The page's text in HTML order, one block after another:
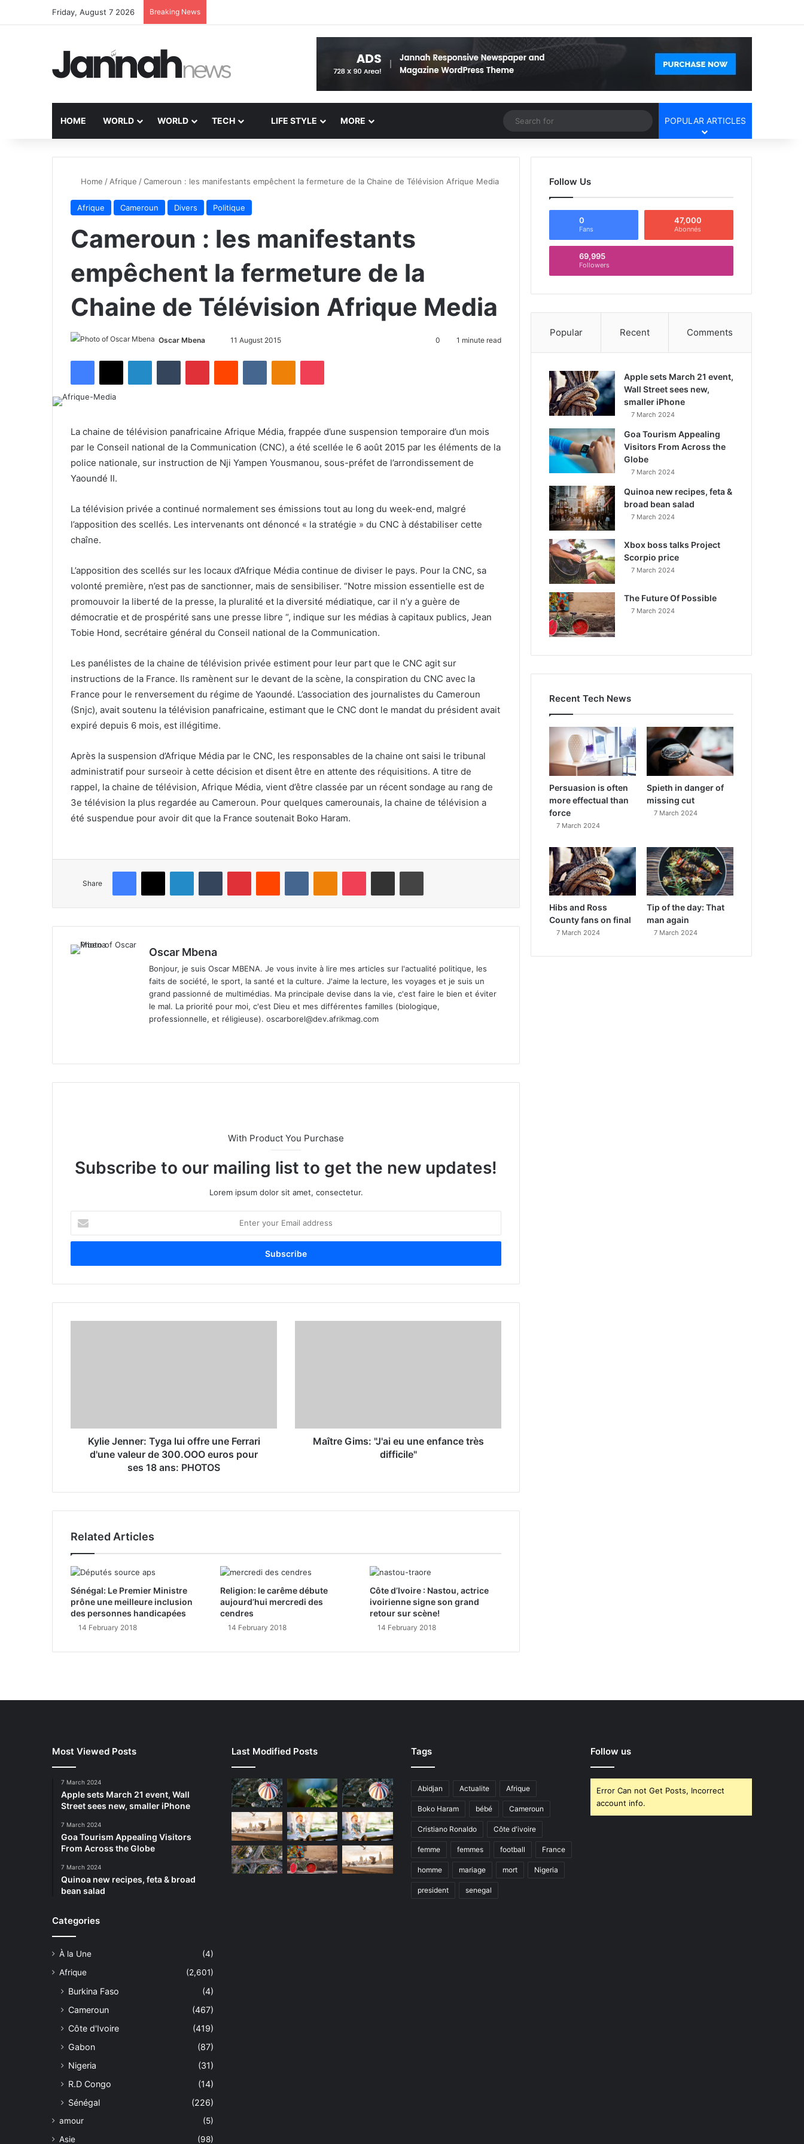
Friday, August 7 2026 Breaking News
HOME WORLD WORLD TECH LIFE STYLE MORE Random Article
Search
for
POPULAR ARTICLES
Home / Afrique /Cameroun : les manifestants empêchent la fermeture de la Chaine de Télévision Afrique Media
Afrique Cameroun Divers Politique
Cameroun : les manifestants
empêchent la fermeture de la
Chaine de Télévision Afrique Media
Oscar Mbena
d
i
11 August 2015 0 1 minute read
La chaine de télévision panafricaine Afrique Média, frappée d’une suspension temporaire d’un mois
par le Conseil national de la Communication (CNC), a été scellée le 6 août 2015 par les éléments de la
police nationale, sur instruction de Nji Yampen Yousmanou, sous-préfet de l’arrondissement de
Yaoundé II.
La télévision privée a continué normalement ses émissions tout au long du week-end, malgré
l’apposition des scellés. Les intervenants ont dénoncé « la stratégie » du CNC à déstabiliser cette
chaîne.
L’apposition des scellés sur les locaux d’Afrique Média continue de diviser le pays. Pour la CNC, sa
volonté première, n’est pas de sanctionner, mais de sensibiliser. “Notre mission essentielle est de
promouvoir la liberté de la presse, la pluralité et la diversité médiatique, car il n’y a guère de
démocratie et de prospérité sans une presse libre “, indique sur les médias à capitaux publics, Jean
Tobie Hond, secrétaire général du Conseil national de la Communication.
Les panélistes de la chaine de télévision privée estiment pour leur part que le CNC agit sur
instructions de la France. Ils ramènent sur le devant de la scène, la conspiration du CNC avec la
France pour le renversement du régime de Yaoundé. L’association des journalistes du Cameroun
(Snjc), avait soutenu la télévision panafricaine, estimant que le CNC dont le mandat du président avait
expiré depuis 6 mois, est illégitime.
Après la suspension d’Afrique Média par le CNC, les responsables de la chaine ont saisi le tribunal
administratif pour surseoir à cette décision et disent être en attente des réquisitions. A titre de
rappel, la chaine de télévision, Afrique Média, vient d’être classée par un récent sondage au rang de
3e télévision la plus regardée au Cameroun. Pour quelques camerounais, la chaine de télévision a
été suspendue pour avoir dit que la France soutenait Boko Haram.
Share
Oscar Mbena
Bonjour, je suis Oscar MBENA. Je vous invite à lire mes articles sur l'actualité politique, les
faits de société, le sport, la santé et la culture. J'aime la lecture, les voyages et je suis un
grand passionné de multimédias. Ma principale devise dans la vie, c'est faire le bien et éviter
le mal. La priorité pour moi, c'est Dieu et mes différentes familles (biologique,
professionnelle, et réligieuse). oscarborel@dev.afrikmag.com
te
With Product You Purchase
Subscribe to our mailing list to get the new updates!
Lorem ipsum dolor sit amet, consectetur.
t
r
u
r
Kylie Jenner: Tyga lui offre une Ferrari
d'une valeur de 300.OOO euros pour
ses 18 ans: PHOTOS
Maître Gims: "J'ai eu une enfance très
difficile"
Related Articles
Sénégal: Le Premier Ministre
prône une meilleure inclusion
des personnes handicapées
14 February 2018
Religion: le carême débute
aujourd’hui mercredi des
cendres
14 February 2018
Côte d’Ivoire : Nastou, actrice
ivoirienne signe son grand
retour sur scène!
14 February 2018
Follow Us
0
Fans
47,000
Abonnés
69,995
Followers
Popular Recent Comments
Apple sets March 21 event,
Wall Street sees new,
smaller iPhone
7 March 2024
Goa Tourism Appealing
Visitors From Across the
Globe
7 March 2024
Quinoa new recipes, feta &
broad bean salad
7 March 2024
Xbox boss talks Project
Scorpio price
7 March 2024
The Future Of Possible
7 March 2024
Recent Tech News
Persuasion is often
more effectual than
force
7 March 2024
Spieth in danger of
missing cut
7 March 2024
Hibs and Ross
County fans on final
7 March 2024
Tip of the day: That
man again
7 March 2024
Most Viewed Posts
7 March 2024
Apple sets March 21 event, Wall
Street sees new, smaller iPhone
7 March 2024
Goa Tourism Appealing Visitors
From Across the Globe
7 March 2024
Quinoa new recipes, feta & broad
bean salad
Categories
À la Une
(4)
Afrique
(2,601)
Burkina Faso
(4)
Cameroun
(467)
Côte d'Ivoire
(419)
Gabon
(87)
Nigeria
(31)
R.D Congo
(14)
Sénégal
(226)
amour
(5)
Asie
(98)
Last Modified Posts Tags
Abidjan Actualite Afrique
Boko Haram bébé Cameroun
Cristiano Ronaldo Côte d'ivoire
femme femmes football France
homme mariage mort Nigeria
president senegal
Follow us
Error Can not Get Posts, Incorrect
account info.